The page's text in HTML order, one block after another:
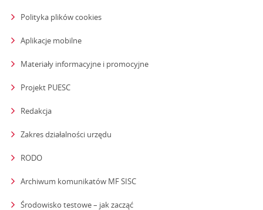
Polityka plików cookies
Aplikacje mobilne
Materiały informacyjne i promocyjne
Projekt PUESC
Redakcja
Zakres działalności urzędu
RODO
Archiwum komunikatów MF SISC
Środowisko testowe – jak zacząćstrona otwiera się w nowym oknie